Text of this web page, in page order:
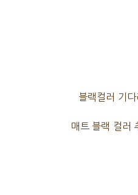
블랙컬러 기
매트 블랙 컬러